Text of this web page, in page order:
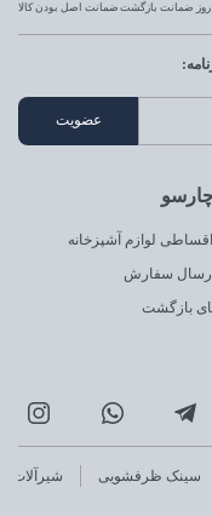
ضمانت اصل بودن کالا
لوازم آشپزخانه
ارسال سفارش
بازگشت
سینک ظرفشویی شیرآلات